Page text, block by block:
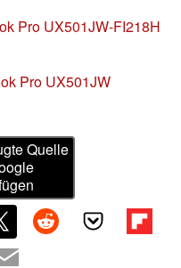
Pro UX501JW-FI218H
Pro UX501JW
Quelle